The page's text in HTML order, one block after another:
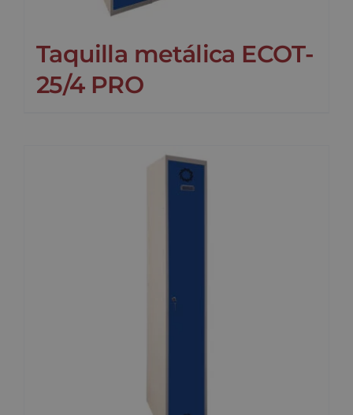
Taquilla metálica ECOT-
25/4 PRO